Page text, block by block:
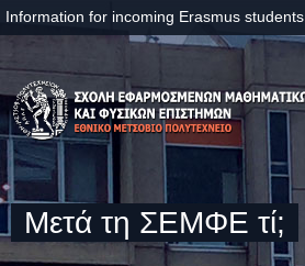
Information for incoming Erasmus students
Μετά τη ΣΕΜΦΕ τί;